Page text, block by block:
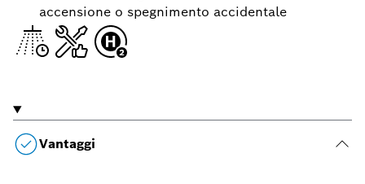
accensione o spegnimento accidentale
Vantaggi